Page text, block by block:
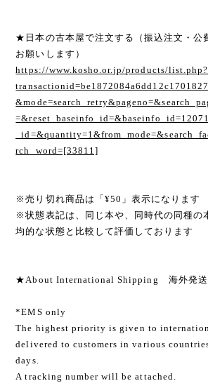
★日本の古本屋で注文する（振込注文・公
お願いします）
https://www.kosho.or.jp/products/list.php?
rch_word=[33811]
※売り切れ商品は「¥50」表示になります
※状態表記は、同じ本や、同時代の同種の
均的な状態と比較して評価しております
★About International Shipping 海外発送
*EMS only
The highest priority is given to
delivered to customers in various
days.
A tracking number will be attached.